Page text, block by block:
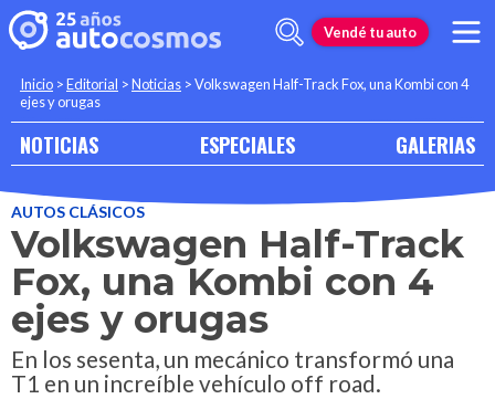
Vendé tu auto
Inicio >Editorial >Noticias >Volkswagen Half-Track Fox, una Kombi con 4
ejes y orugas
NOTICIAS ESPECIALES GALERIAS
AUTOS CLÁSICOS
Volkswagen Half-Track
Fox, una Kombi con 4
ejes y orugas
En los sesenta, un mecánico transformó una
T1 en un increíble vehículo off road.